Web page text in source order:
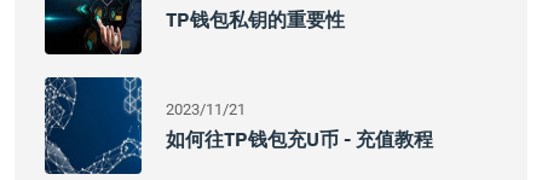
TP钱包私钥的重要性
2023/11/21
如何往TP钱包充U币 - 充值教程